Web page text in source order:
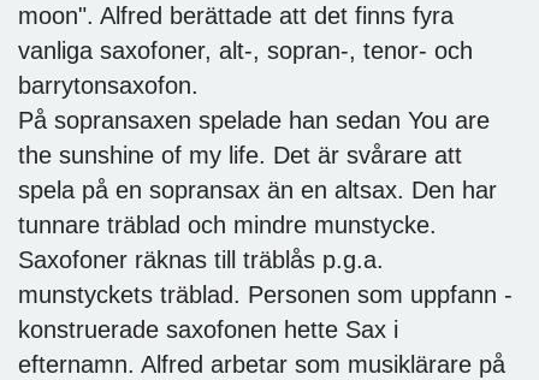
moon". Alfred berättade att det finns fyra
vanliga saxofoner, alt-, sopran-, tenor- och
barrytonsaxofon.
På sopransaxen spelade han sedan You are
the sunshine of my life. Det är svårare att
spela på en sopransax än en altsax. Den har
tunnare träblad och mindre munstycke.
Saxofoner räknas till träblås p.g.a.
munstyckets träblad. Personen som uppfann -
konstruerade saxofonen hette Sax i
efternamn. Alfred arbetar som musiklärare på